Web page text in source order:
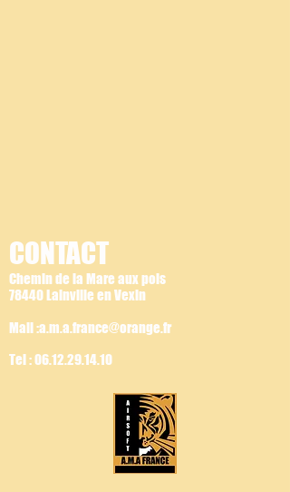
CONTACT
Chemin de la Mare aux pois
78440 Lainville en Vexin
Mail :a.m.a.france@orange.fr
Tel :06.12.29.14.10